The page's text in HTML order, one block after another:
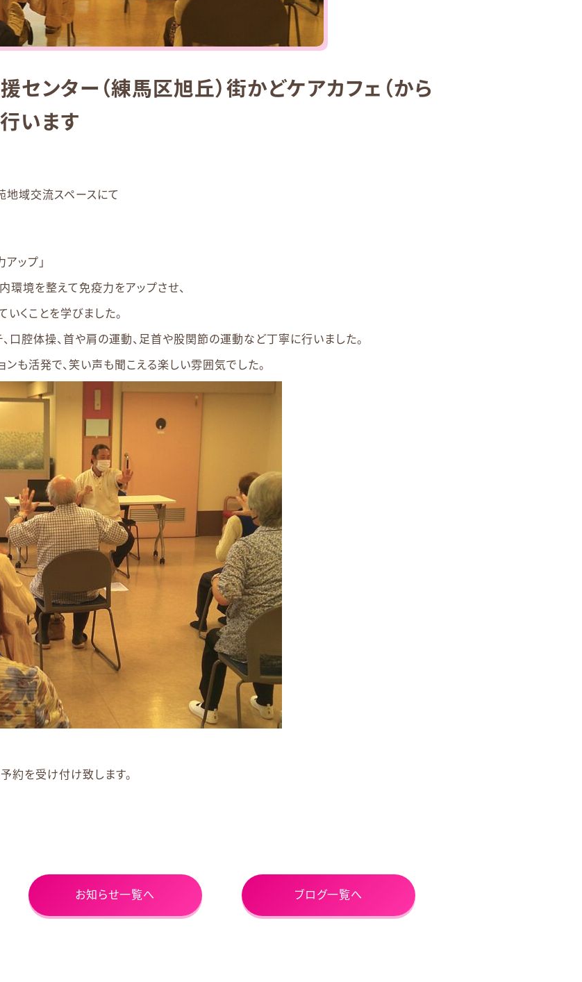
ンター（練馬区旭丘）街かどケアカフェ（から
います
域交流スペースにて
ップ」
境を整えて免疫力をアップさせ、
くことを学びました。
口腔体操、首や肩の運動、足首や股関節の運動など丁寧に行いました。
も活発で、笑い声も聞こえる楽しい雰囲気でした。
約を受け付け致します。
お知らせ一覧へ ブログ一覧へ